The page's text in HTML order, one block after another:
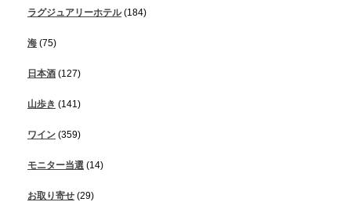
ラグジュアリーホテル(184)
海 (75)
日本酒 (127)
山歩き (141)
ワイン (359)
モニター当選 (14)
お取り寄せ (29)